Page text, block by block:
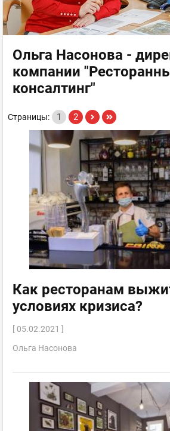
Ольга Насонова -
компании
консалтинг"
Страницы: 1 2
Как ресторанам
условиях кризиса?
[ 05.02.2021 ]
Ольга Насонова